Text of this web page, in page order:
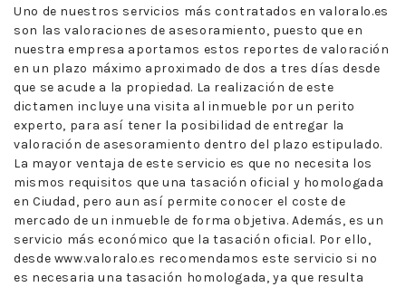
Uno de nuestros servicios más contratados en valoralo.es
son las valoraciones de asesoramiento, puesto que en
nuestra empresa aportamos estos reportes de valoración
en un plazo máximo aproximado de dos a tres días desde
que se acude a la propiedad. La realización de este
dictamen incluye una visita al inmueble por un perito
experto, para así tener la posibilidad de entregar la
valoración de asesoramiento dentro del plazo estipulado.
La mayor ventaja de este servicio es que no necesita los
mismos requisitos que una tasación oficial y homologada
en Ciudad, pero aun así permite conocer el coste de
mercado de un inmueble de forma objetiva. Además, es un
servicio más económico que la tasación oficial. Por ello,
desde www.valoralo.es recomendamos este servicio si no
es necesaria una tasación homologada, ya que resulta